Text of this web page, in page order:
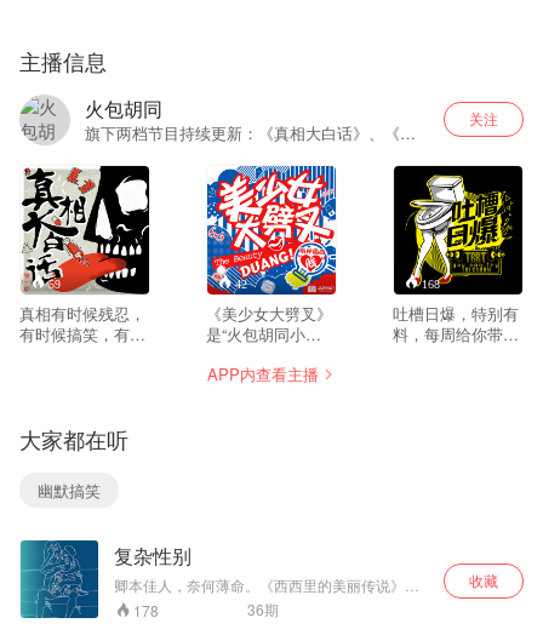
主播信息
火包胡同
旗下两档节目持续更新：《真相大白话》、《马
关注
59
真相有时候残忍，
有时候搞笑，有时
42
《美少女大劈叉》
是“火包胡同小
一大群美少女在一
168
吐槽日爆，特别有
料，每周给你带来
APP内查看主播
大家都在听
幽默搞笑
复杂性别
卿本佳人，奈何薄命。《西西里的美丽传说》里
男人把堕落的原因都归结于女主的美丽，却没有
人知道多少男人打着正义的旗帜逼近女人。——
178 36期
收藏